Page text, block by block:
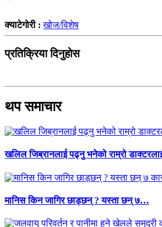
क्याटेगोरी :खोज/विशेष
प्रतिक्रिया दिनुहोस
थप समाचार
खलिल जिब्रानलाई पढ्नु भनेको राम्रो
मानिस किन जागिर छाड्छन् ? यस्ता छन् ७…